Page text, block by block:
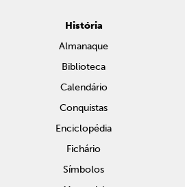
História
Almanaque
Biblioteca
Calendário
Conquistas
Enciclopédia
Fichário
Símbolos